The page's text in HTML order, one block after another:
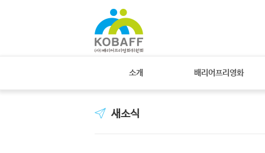
소개 배리어프리영화
새소식